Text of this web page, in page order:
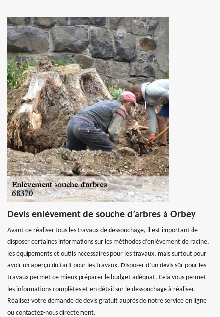
Devis enlèvement de souche d’arbres à Orbey
Avant de réaliser tous les travaux de dessouchage, il est important de
disposer certaines informations sur les méthodes d’enlèvement de racine,
les équipements et outils nécessaires pour les travaux, mais surtout pour
avoir un aperçu du tarif pour les travaux. Disposer d’un devis sûr pour les
travaux permet de mieux préparer le budget adéquat. Cela vous permet
les informations complètes et en détail sur le dessouchage à réaliser.
Réalisez votre demande de devis gratuit auprès de notre service en ligne
ou contactez-nous directement.